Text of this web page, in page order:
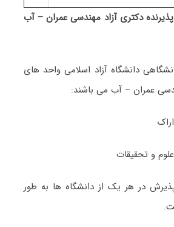
دکتری آزاد مهندسی عمران – آب
دانشگاه آزاد اسلامی واحد های
عمران – آب می باشند:
در هر یک از دانشگاه ها به طور